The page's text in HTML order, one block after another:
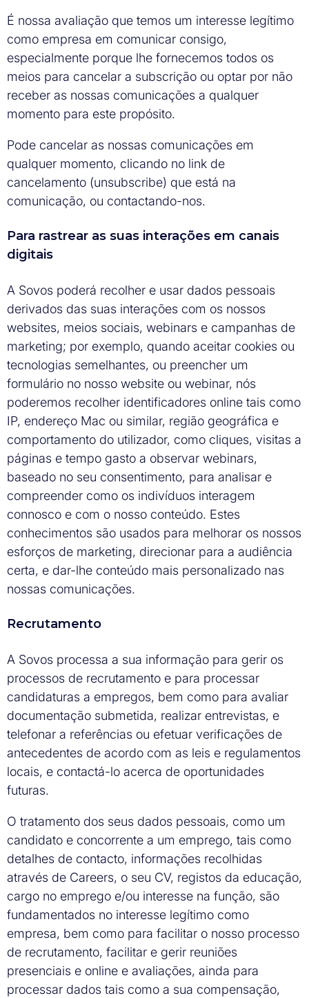
É nossa avaliação que temos um interesse legítimo
como empresa em comunicar consigo,
especialmente porque lhe fornecemos todos os
meios para cancelar a subscrição ou optar por não
receber as nossas comunicações a qualquer
momento para este propósito.
Pode cancelar as nossas comunicações em
qualquer momento, clicando no link de
cancelamento (unsubscribe) que está na
comunicação, ou contactando-nos.
Para rastrear as suas interações em canais
digitais
A Sovos poderá recolher e usar dados pessoais
derivados das suas interações com os nossos
websites, meios sociais, webinars e campanhas de
marketing; por exemplo, quando aceitar cookies ou
tecnologias semelhantes, ou preencher um
formulário no nosso website ou webinar, nós
poderemos recolher identificadores online tais como
IP, endereço Mac ou similar, região geográfica e
comportamento do utilizador, como cliques, visitas a
páginas e tempo gasto a observar webinars,
baseado no seu consentimento, para analisar e
compreender como os indivíduos interagem
connosco e com o nosso conteúdo. Estes
conhecimentos são usados para melhorar os nossos
esforços de marketing, direcionar para a audiência
certa, e dar-lhe conteúdo mais personalizado nas
nossas comunicações.
Recrutamento
A Sovos processa a sua informação para gerir os
processos de recrutamento e para processar
candidaturas a empregos, bem como para avaliar
documentação submetida, realizar entrevistas, e
telefonar a referências ou efetuar verificações de
antecedentes de acordo com as leis e regulamentos
locais, e contactá-lo acerca de oportunidades
futuras.
O tratamento dos seus dados pessoais, como um
candidato e concorrente a um emprego, tais como
detalhes de contacto, informações recolhidas
através de Careers, o seu CV, registos da educação,
cargo no emprego e/ou interesse na função, são
fundamentados no interesse legítimo como
empresa, bem como para facilitar o nosso processo
de recrutamento, facilitar e gerir reuniões
presenciais e online e avaliações, ainda para
processar dados tais como a sua compensação,